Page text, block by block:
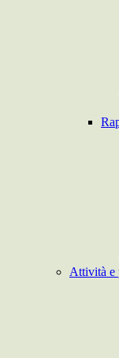
Attività e